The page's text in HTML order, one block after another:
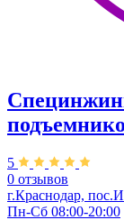
5
0 отзывов
г.Краснодар,
Пн-Сб 08:00-20:00